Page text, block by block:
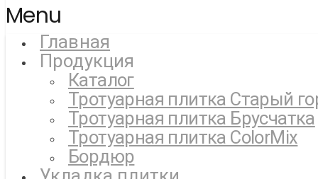
Menu
Главная
Продукция
Каталог
Тротуарная плитка Старый
Тротуарная плитка Брусчатка
Тротуарная плитка ColorMix
Бордюр